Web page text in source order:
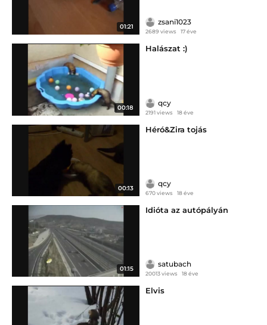
01:21
zsani1023
2689 views 17 éve
00:18
Halászat :)
qcy
2191 views 18 éve
00:13
Héró&Zira tojás
qcy
670 views 18 éve
01:15
Idióta az autópályán
satubach
20013 views 18 éve
Elvis